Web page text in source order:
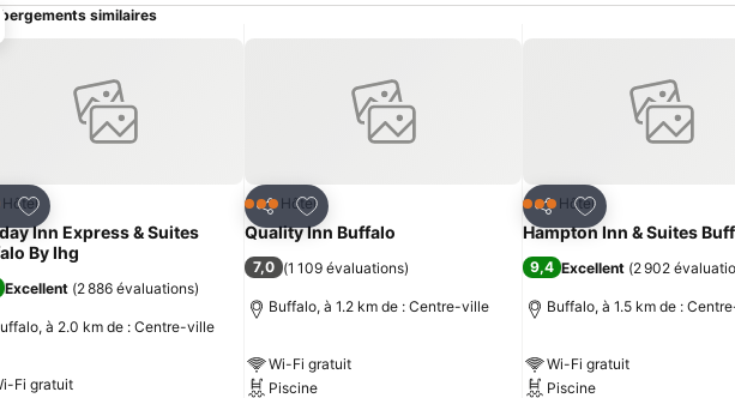
similaires
Ajouter à mes favoris
Hôtel
Inn Express & Suites
By Ihg
Excellent (2 886 évaluations)
à 2.0 km de : Centre-ville
Fi gratuit
Partager
Ajouter à mes favoris
3 ÉtoilesHôtel
Quality Inn Buffalo
7,0 (1 109 évaluations)
Buffalo, à 1.2 km de : Centre-ville
Wi-Fi gratuit
Piscine
Partager
Ajouter à mes
3 ÉtoilesHôtel
Hampton Inn & Suites
9,4 Excellent (2 902
Buffalo, à 1.5 km de :
Wi-Fi gratuit
Piscine